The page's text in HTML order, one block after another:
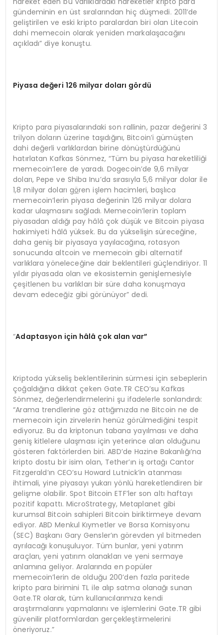
gündeminin en üst sıralarından hiç düşmedi. 2011’de
geliştirilen ve eski kripto paralardan biri olan Litecoin
dahi memecoin olarak yeniden markalaşacağını
açıkladı” diye konuştu.
Piyasa değeri 126 milyar doları gördü
Kripto para piyasalarındaki son rallinin, pazar değerini 3
trilyon doların üzerine taşıdığını, Bitcoin’i gümüşten
dahi değerli varlıklardan birine dönüştürdüğünü
hatırlatan Kafkas Sönmez, “Tüm bu piyasa hareketliliği
memecoin’lere de yaradı. Dogecoin’de 9,6 milyar
doları, Pepe ve Shiba Inu’da sırasıyla 5,6 milyar dolar ile
1,8 milyar doları gören işlem hacimleri, başlıca
memecoin’lerin piyasa değerinin 126 milyar dolara
kadar ulaşmasını sağladı. Memecoin’lerin toplam
piyasadan aldığı pay hâlâ çok düşük ve Bitcoin piyasa
hakimiyeti hâlâ yüksek. Bu da yükselişin süreceğine,
daha geniş bir piyasaya yayılacağına, rotasyon
sonucunda altcoin ve memecoin gibi alternatif
varlıklara yöneleceğine dair beklentileri güçlendiriyor. 11
yıldır piyasada olan ve ekosistemin genişlemesiyle
çeşitlenen bu varlıkları bir süre daha konuşmaya
devam edeceğiz gibi görünüyor” dedi.
“Adaptasyon için hâlâ çok alan var”
Kriptoda yükseliş beklentilerinin sürmesi için sebeplerin
çoğaldığına dikkat çeken Gate.TR CEO’su Kafkas
Sönmez, değerlendirmelerini şu ifadelerle sonlandırdı:
“Arama trendlerine göz attığımızda ne Bitcoin ne de
memecoin için zirvelerin henüz görülmediğini tespit
ediyoruz. Bu da kriptonun tabana yayılması ve daha
geniş kitlelere ulaşması için yeterince alan olduğunu
gösteren faktörlerden biri. ABD’de Hazine Bakanlığı’na
kripto dostu bir isim olan, Tether’ın iş ortağı Cantor
Fitzgerald’ın CEO’su Howard Lutnick’in atanması
ihtimali, yine piyasayı yukarı yönlü hareketlendiren bir
gelişme olabilir. Spot Bitcoin ETF’ler son altı haftayı
pozitif kapattı. MicroStrategy, Metaplanet gibi
kurumsal Bitcoin sahipleri Bitcoin biriktirmeye devam
ediyor. ABD Menkul Kıymetler ve Borsa Komisyonu
(SEC) Başkanı Gary Gensler’ın görevden yıl bitmeden
ayrılacağı konuşuluyor. Tüm bunlar, yeni yatırım
araçları, yeni yatırım olanakları ve yeni sermaye
anlamına geliyor. Aralarında en popüler
memecoin’lerin de olduğu 200’den fazla paritede
kripto para birimini TL ile alıp satma olanağı sunan
Gate.TR olarak, tüm kullanıcılarımıza kendi
araştırmalarını yapmalarını ve işlemlerini Gate.TR gibi
güvenilir platformlardan gerçekleştirmelerini
öneriyoruz.”